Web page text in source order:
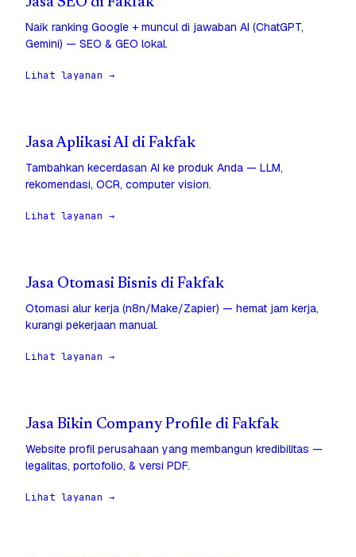
Naik ranking Google + muncul di jawaban AI (ChatGPT,
Gemini) — SEO & GEO lokal.
Lihat layanan →
Jasa Aplikasi AI di Fakfak
Tambahkan kecerdasan AI ke produk Anda — LLM,
rekomendasi, OCR, computer vision.
Lihat layanan →
Jasa Otomasi Bisnis di Fakfak
Otomasi alur kerja (n8n/Make/Zapier) — hemat jam kerja,
kurangi pekerjaan manual.
Lihat layanan →
Jasa Bikin Company Profile di Fakfak
Website profil perusahaan yang membangun kredibilitas —
legalitas, portofolio, & versi PDF.
Lihat layanan →